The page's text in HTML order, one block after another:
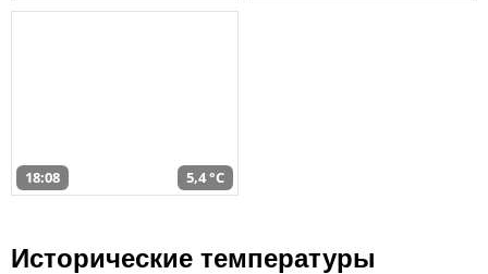
18:08 5,4 °C
Исторические температуры